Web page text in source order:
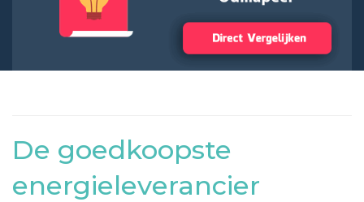
De goedkoopste
energieleverancier